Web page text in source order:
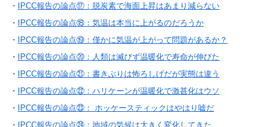
・
IPCC報告の論点⑰：脱炭素で海面上昇はあまり減らない
・
IPCC報告の論点⑱：気温は本当に上がるのだろうか
・
IPCC報告の論点⑲：僅かに気温が上がって問題があるか？
・
IPCC報告の論点⑳：人類は滅びず温暖化で寿命が伸びた
・
IPCC報告の論点㉑：書きぶりは怖ろしげだが実態は違う
・
IPCC報告の論点㉒：ハリケーンが温暖化で激甚化はウソ
・
IPCC報告の論点㉓： ホッケースティックはやはり嘘だ
・
IPCC報告の論点㉔：地域の気候は大きく変化してきた